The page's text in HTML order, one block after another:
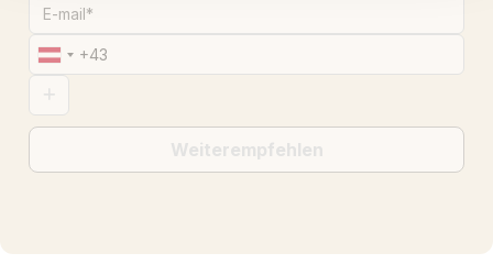
Weiterempfehlen